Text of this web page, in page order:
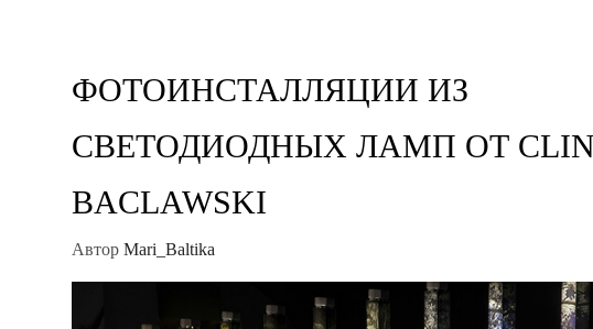
ФОТОИНСТАЛЛЯЦИИ ИЗ
СВЕТОДИОДНЫХ ЛАМП ОТ
BACLAWSKI
Автор Mari_Baltika